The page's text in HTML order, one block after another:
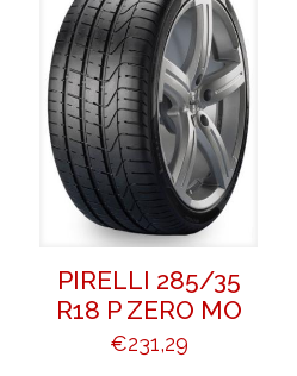
PIRELLI 285/35
R18 P ZERO MO
€231,29